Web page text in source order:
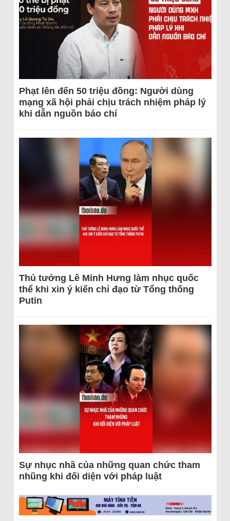
Phạt lên đến 50 triệu đồng: Người dùng
mạng xã hội phải chịu trách nhiệm pháp lý
khi dẫn nguồn báo chí
Thủ tướng Lê Minh Hưng làm nhục quốc
thể khi xin ý kiến chỉ đạo từ Tổng thống
Putin
Sự nhục nhã của những quan chức tham
nhũng khi đối diện với pháp luật